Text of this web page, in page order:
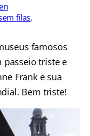
filas.
famosos
passeio triste e
Frank e sua
Bem triste!